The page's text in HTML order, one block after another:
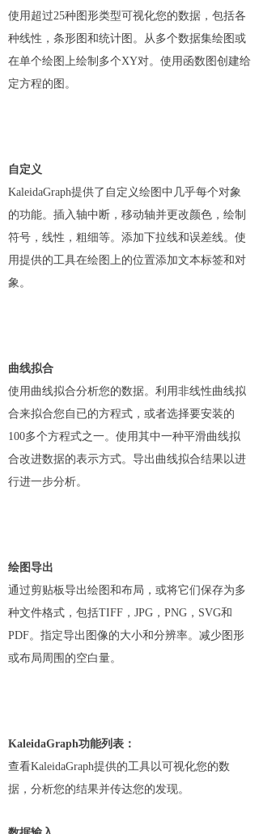
使用超过25种图形类型可视化您的数据，包括各
种线性，条形图和统计图。从多个数据集绘图或
在单个绘图上绘制多个XY对。使用函数图创建给
定方程的图。
自定义
KaleidaGraph提供了自定义绘图中几乎每个对象
的功能。插入轴中断，移动轴并更改颜色，绘制
符号，线性，粗细等。添加下拉线和误差线。使
用提供的工具在绘图上的位置添加文本标签和对
象。
曲线拟合
使用曲线拟合分析您的数据。利用非线性曲线拟
合来拟合您自已的方程式，或者选择要安装的
100多个方程式之一。使用其中一种平滑曲线拟
合改进数据的表示方式。导出曲线拟合结果以进
行进一步分析。
绘图导出
通过剪贴板导出绘图和布局，或将它们保存为多
种文件格式，包括TIFF，JPG，PNG，SVG和
PDF。指定导出图像的大小和分辨率。减少图形
或布局周围的空白量。
KaleidaGraph功能列表：
查看KaleidaGraph提供的工具以可视化您的数
据，分析您的结果并传达您的发现。